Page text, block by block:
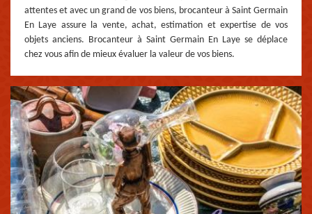
attentes et avec un grand de vos biens, brocanteur à Saint Germain
En Laye assure la vente, achat, estimation et expertise de vos
objets anciens. Brocanteur à Saint Germain En Laye se déplace
chez vous afin de mieux évaluer la valeur de vos biens.